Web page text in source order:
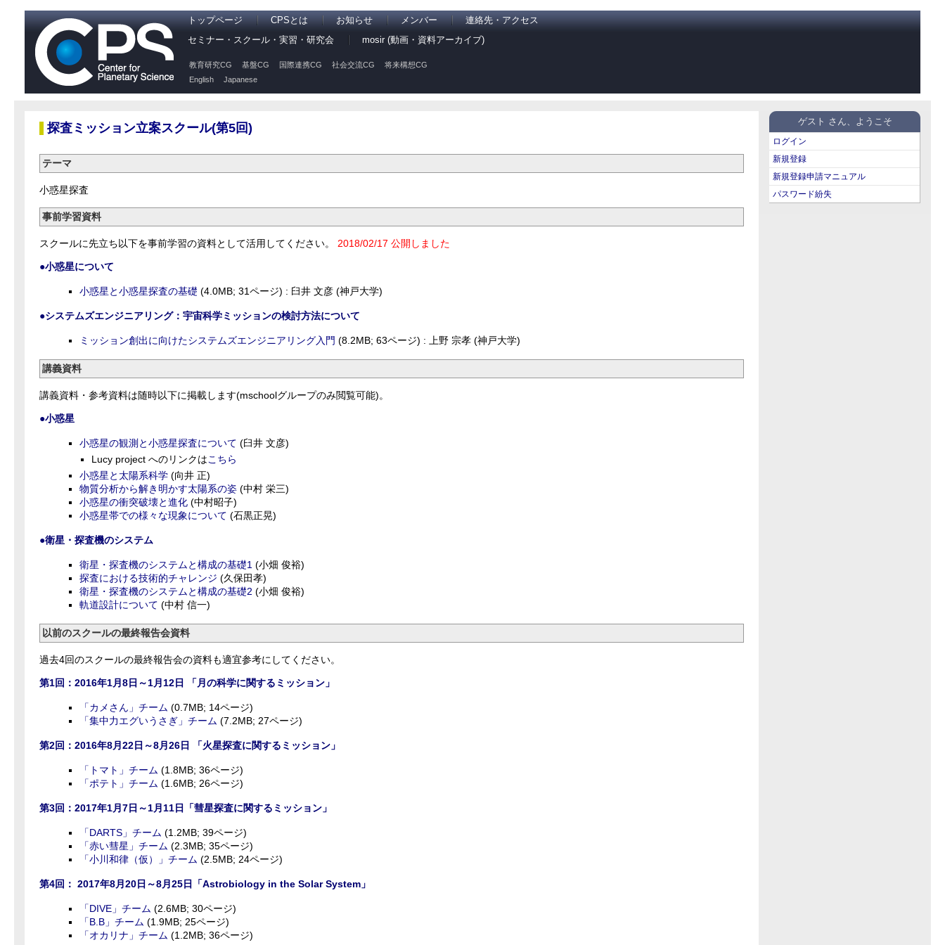
トップページ CPSとは お知らせ メンバー
連絡先・アクセス
セミナー・スクール・実習・研究会
mosir (動画・資料アーカイブ)
教育研究CG 基盤CG 国際連携CG 社会交流CG
将来構想CG
English
Japanese
ゲスト さん、ようこそ
ログイン
新規登録
新規登録申請マニュアル
パスワード紛失
探査ミッション立案スクール(第5回)
テーマ
小惑星探査
事前学習資料
スクールに先立ち以下を事前学習の資料として活用してください。 2018/02/17 公開しました
●小惑星について
小惑星と小惑星探査の基礎 (4.0MB; 31ページ) : 臼井 文彦 (神戸大学)
●システムズエンジニアリング：宇宙科学ミッションの検討方法について
ミッション創出に向けたシステムズエンジニアリング入門 (8.2MB; 63ページ) : 上野 宗孝 (神戸大学)
講義資料
講義資料・参考資料は随時以下に掲載します(mschoolグループのみ閲覧可能)。
●小惑星
小惑星の観測と小惑星探査について (臼井 文彦)
Lucy project へのリンクはこちら
小惑星と太陽系科学 (向井 正)
物質分析から解き明かす太陽系の姿 (中村 栄三)
小惑星の衝突破壊と進化 (中村昭子)
小惑星帯での様々な現象について (石黒正晃)
●衛星・探査機のシステム
衛星・探査機のシステムと構成の基礎1 (小畑 俊裕)
探査における技術的チャレンジ (久保田孝)
衛星・探査機のシステムと構成の基礎2 (小畑 俊裕)
軌道設計について (中村 信一)
以前のスクールの最終報告会資料
過去4回のスクールの最終報告会の資料も適宜参考にしてください。
第1回：2016年1月8日～1月12日 「月の科学に関するミッション」
「カメさん」チーム (0.7MB; 14ページ)
「集中力エグいうさぎ」チーム (7.2MB; 27ページ)
第2回：2016年8月22日～8月26日 「火星探査に関するミッション」
「トマト」チーム (1.8MB; 36ページ)
「ポテト」チーム (1.6MB; 26ページ)
第3回：2017年1月7日～1月11日「彗星探査に関するミッション」
「DARTS」チーム (1.2MB; 39ページ)
「赤い彗星」チーム (2.3MB; 35ページ)
「小川和律（仮）」チーム (2.5MB; 24ページ)
第4回： 2017年8月20日～8月25日「Astrobiology in the Solar System」
「DIVE」チーム (2.6MB; 30ページ)
「B.B」チーム (1.9MB; 25ページ)
「オカリナ」チーム (1.2MB; 36ページ)